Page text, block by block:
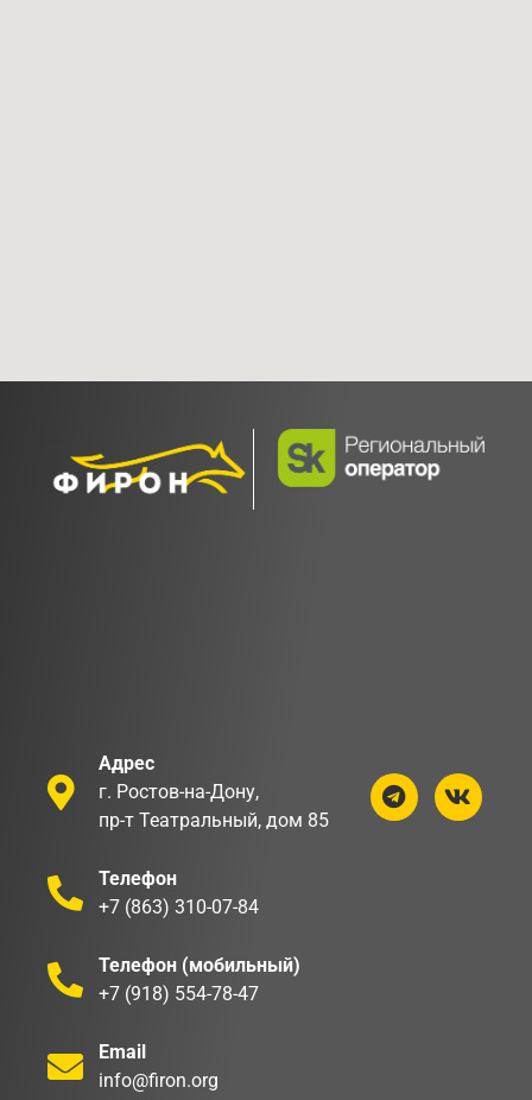
Адрес
г. Ростов-на-Дону,
пр-т Театральный, дом 85
Телефон
+7 (863) 310-07-84
Телефон (мобильный)
+7 (918) 554-78-47
Email
info@firon.org